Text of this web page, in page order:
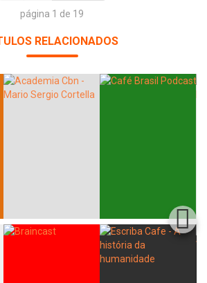
página 1 de 19
RELACIONADOS